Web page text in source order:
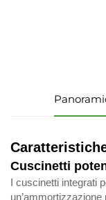
Cuscinetti
I cuscinetti integrati